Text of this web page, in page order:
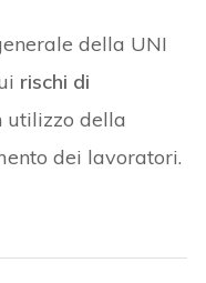
della UNI
rischi di
utilizzo della
dei lavoratori.